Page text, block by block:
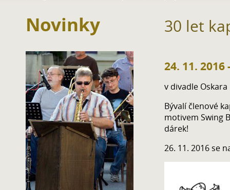
Novinky 30 let
24. 11.
v divadle
Bývalí členové
motivem Swing
dárek!
26. 11. 2016 se